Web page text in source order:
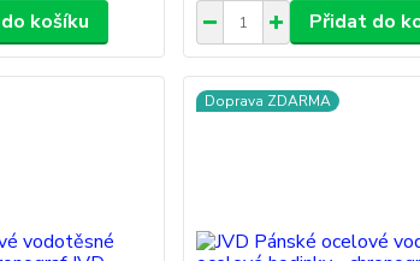
košíku Přidat do
Doprava ZDARMA